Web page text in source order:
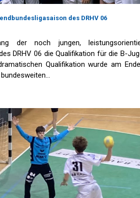
des DRHV 06
der noch jungen,
DRHV 06 die Qualifikation für die B-
Qualifikation wurde am